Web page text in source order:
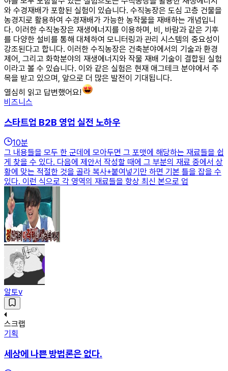
와 수경재배가 포함된 실험이 있습니다. 수직농장은 도심 고층 건물을
농경지로 활용하여 수경재배가 가능한 농작물을 재배하는 개념입니
다. 이러한 수직농장은 재생에너지를 이용하며, 비, 바람과 같은 기후
를 다양한 설비를 통해 대체하여 모니터링과 관리 시스템의 중요성이
강조된다고 합니다. 이러한 수직농장은 건축분야에서의 기술과 환경
제어, 그리고 화학분야의 재생에너지와 작물 재배 기술이 결합된 실험
이라고 볼 수 있습니다. 이와 같은 실험은 현재 애그테크 분야에서 주
목을 받고 있으며, 앞으로 더 많은 발전이 기대됩니다.
열심히 읽고 답변했어요!
비즈니스
스타트업 B2B 영업 실전 노하우
10분
그 내용들을 모두 한 군데에 모아두면 그 포맷에 해당하는 재료들을 쉽
게 찾을 수 있다. 다음에 제안서 작성할 때에 그 부분의 재료 중에서 상
황에 맞는 적절한 것을 골라 복사+붙여넣기만 하면 기본 틀을 잡을 수
있다. 이런 식으로 각 영역의 재료들을 항상 최신 본으로 업
알토v
스크랩
기획
세상에 나쁜 방법론은 없다.